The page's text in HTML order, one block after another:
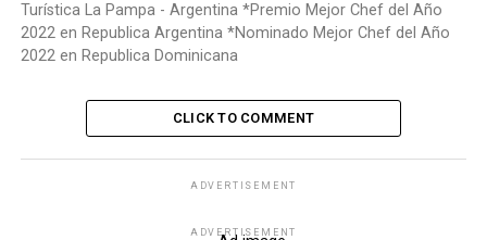
Turística La Pampa - Argentina *Premio Mejor Chef del Año
2022 en Republica Argentina *Nominado Mejor Chef del Año
2022 en Republica Dominicana
CLICK TO COMMENT
ADVERTISEMENT
ADVERTISEMENT